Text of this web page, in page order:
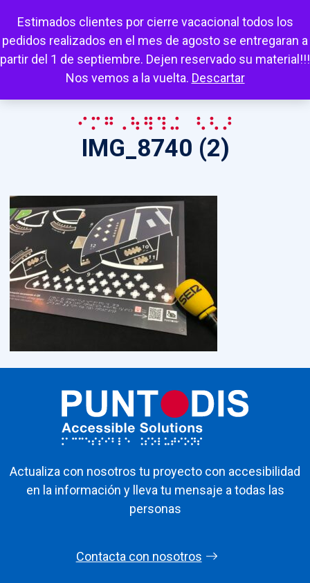
Estimados clientes por cierre vacacional todos los
pedidos realizados en el mes de agosto se entregaran a
partir del 1 de septiembre. Dejen reservado su material!!!
Nos vemos a la vuelta. Descartar
Mi cuenta Carrito Favoritos Escuchar
IMG_8740 (2)
IMG_8740 (2)
Actualiza con nosotros tu proyecto con accesibilidad
en la información y lleva tu mensaje a todas las
personas
Contacta con nosotros